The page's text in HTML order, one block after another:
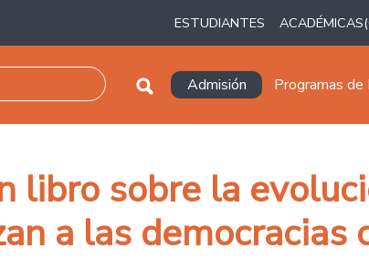
ESTUDIANTES
Navegación principal
Admisión Programas de
libro sobre la
a las